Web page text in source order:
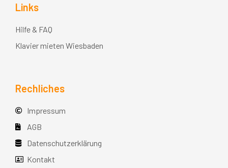
Links
Hilfe & FAQ
Klavier mieten Wiesbaden
Rechliches
Impressum
AGB
Datenschutzerklärung
Kontakt